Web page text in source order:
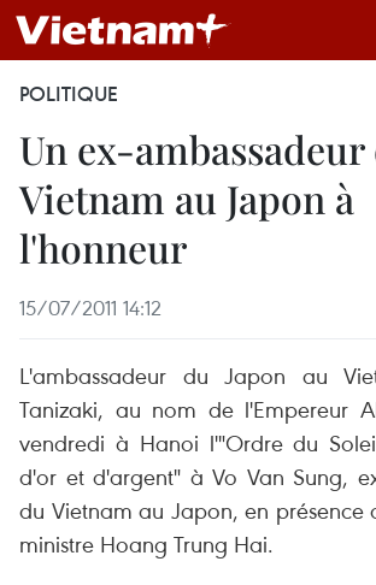
POLITIQUE
Un ex-ambassadeur
Vietnam au Japon à
l'honneur
15/07/2011 14:12
L'ambassadeur du Japon au
Tanizaki, au nom de l'Empereur
vendredi à Hanoi l'"Ordre du
d'or et d'argent" à Vo Van Sung,
du Vietnam au Japon, en présence
ministre Hoang Trung Hai.